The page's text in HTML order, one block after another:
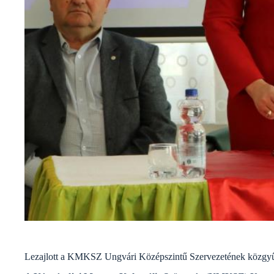
Lezajlott a KMKSZ Ungvári Középszintű Szervezetének